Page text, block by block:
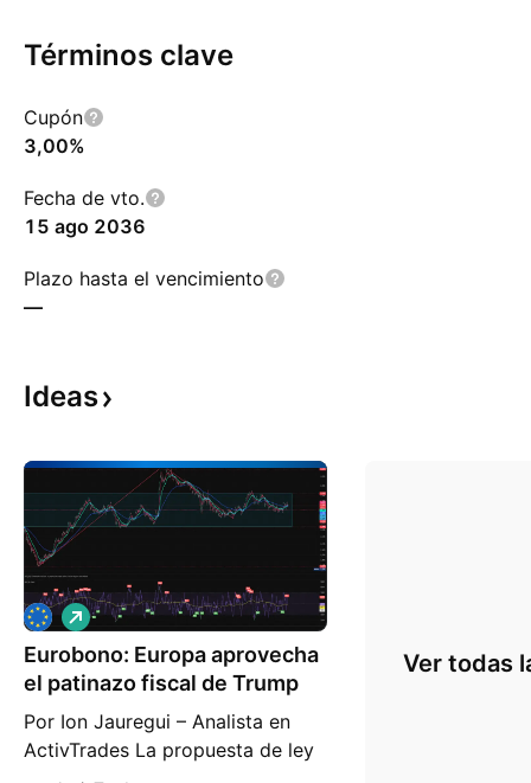
Términos clave
Cupón
3,00%
Fecha de vto.
15 ago 2036
Plazo hasta el vencimiento
—
Ideas
Eurobono: Europa aprovecha
el patinazo fiscal de Trump
Por Ion Jauregui – Analista en
ActivTrades La propuesta de ley
fiscal presentada por la
L
a
r
o
Ver todas